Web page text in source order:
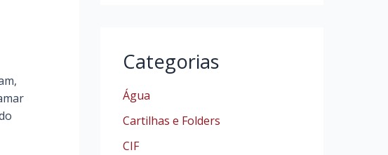
Categorias
Água
Cartilhas e Folders
CIF